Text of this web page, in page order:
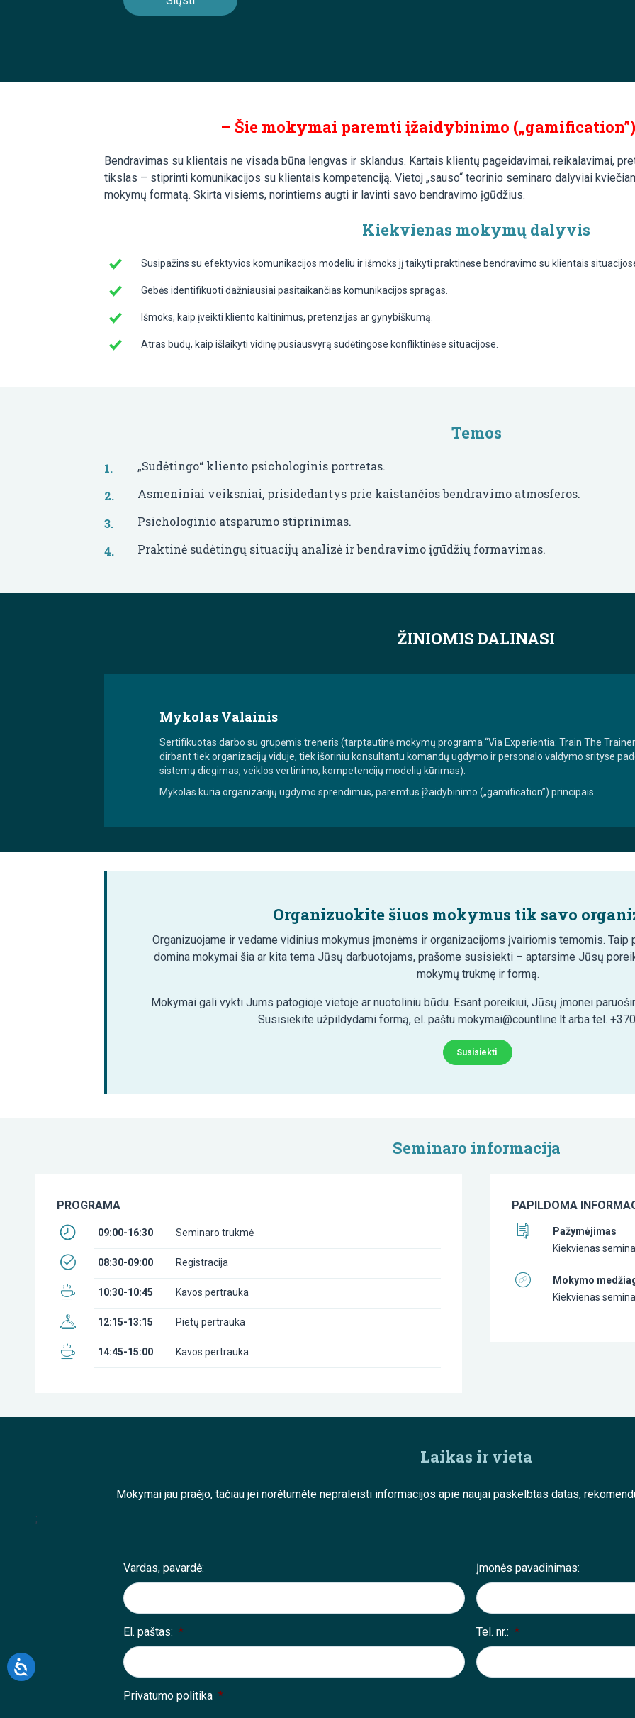
– Šie mokymai paremti įžaidybinimo
Bendravimas su klientais ne visada būna lengvas ir sklandus. Kartais klientų pageidavimai, reikalavimai,
tikslas – stiprinti komunikacijos su klientais kompetenciją. Vietoj „sauso“ teorinio seminaro dalyviai
mokymų formatą. Skirta visiems, norintiems augti ir lavinti savo bendravimo įgūdžius.
Kiekvienas mokymų dalyvis
Susipažins su efektyvios komunikacijos modeliu ir išmoks jį taikyti praktinėse bendravimo su klientais
Gebės identifikuoti dažniausiai pasitaikančias komunikacijos spragas.
Išmoks, kaip įveikti kliento kaltinimus, pretenzijas ar gynybiškumą.
Atras būdų, kaip išlaikyti vidinę pusiausvyrą sudėtingose konfliktinėse situacijose.
Temos
„Sudėtingo“ kliento psichologinis portretas.
Asmeniniai veiksniai, prisidedantys prie kaistančios bendravimo atmosferos.
Psichologinio atsparumo stiprinimas.
Praktinė sudėtingų situacijų analizė ir bendravimo įgūdžių formavimas.
ŽINIOMIS DALINASI
Mykolas Valainis
Sertifikuotas darbo su grupėmis treneris (tarptautinė mokymų programa “Via Experientia: Train The
dirbant tiek organizacijų viduje, tiek išoriniu konsultantu komandų ugdymo ir personalo valdymo srityse
sistemų diegimas, veiklos vertinimo, kompetencijų modelių kūrimas).
Mykolas kuria organizacijų ugdymo sprendimus, paremtus įžaidybinimo („gamification”) principais.
Organizuokite šiuos mokymus tik savo
Organizuojame ir vedame vidinius mokymus įmonėms ir organizacijoms įvairiomis temomis. Taip
domina mokymai šia ar kita tema Jūsų darbuotojams, prašome susisiekti – aptarsime Jūsų
mokymų trukmę ir formą.
Mokymai gali vykti Jums patogioje vietoje ar nuotoliniu būdu. Esant poreikiui, Jūsų įmonei
Susisiekite užpildydami formą, el. paštu mokymai@countline.lt arba tel.
Susisiekti
Seminaro informacija
PROGRAMA
09:00-16:30 Seminaro trukmė
08:30-09:00 Registracija
10:30-10:45 Kavos pertrauka
12:15-13:15 Pietų pertrauka
14:45-15:00 Kavos pertrauka
PAPILDOMA
Pažymėjimas
Kiekvienas
Mokymo
Kiekvienas
Laikas ir vieta
Mokymai jau praėjo, tačiau jei norėtumėte nepraleisti informacijos apie naujai paskelbtas datas,
;
Vardas, pavardė: Įmonės pavadinimas:
El. paštas: * Tel. nr.: *
Privatumo politika *